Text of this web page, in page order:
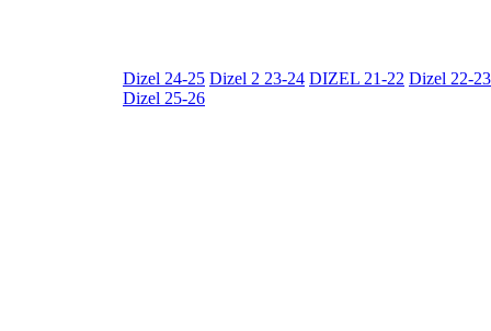
Dizel 24-25 Dizel 2 23-24 DIZEL 21-22 Dizel 22-23
Dizel 25-26